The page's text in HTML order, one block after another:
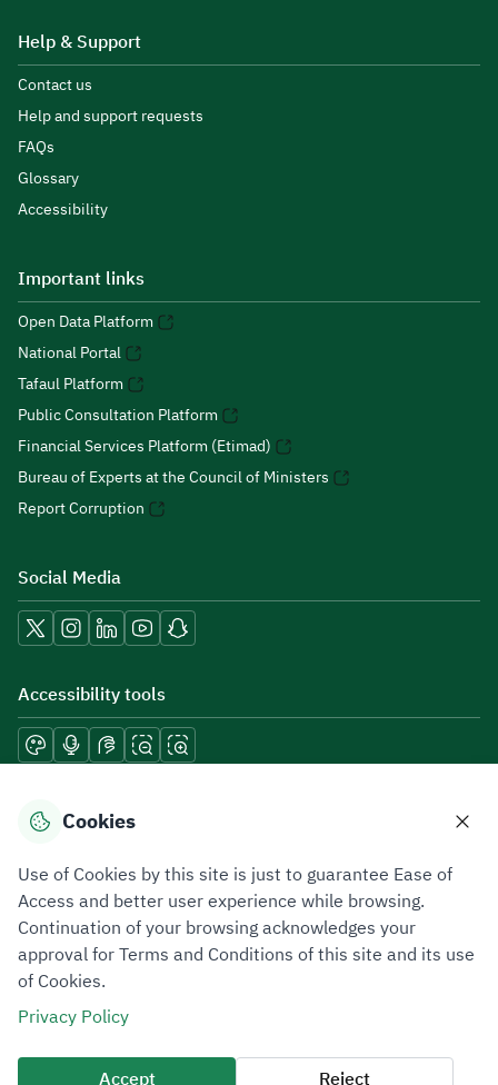
Help & Support
Contact us
Help and support requests
FAQs
Glossary
Accessibility
Important links
Open Data Platform
National Portal
Tafaul Platform
Public Consultation Platform
Financial Services Platform (Etimad)
Bureau of Experts at the Council of Ministers
Report Corruption
Social Media
Accessibility tools
Download mobile applications
Privacy PolicyTerms of UseSite Map
All rights reserved 2026 © ZATCA.GOV.SA
Developed and Maintained by Zakat, Tax and Customs Authority
Last update for site was
07 August 2026 10:30 AM
Cookies
Use of Cookies by this site is just to guarantee Ease of
Access and better user experience while browsing.
Continuation of your browsing acknowledges your
approval for Terms and Conditions of this site and its use
of Cookies.
Privacy Policy
Accept Reject